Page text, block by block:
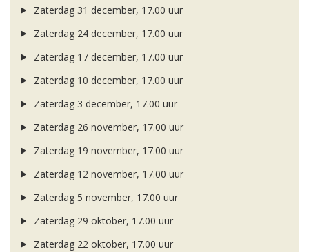
Zaterdag 31 december, 17.00 uur
Zaterdag 24 december, 17.00 uur
Zaterdag 17 december, 17.00 uur
Zaterdag 10 december, 17.00 uur
Zaterdag 3 december, 17.00 uur
Zaterdag 26 november, 17.00 uur
Zaterdag 19 november, 17.00 uur
Zaterdag 12 november, 17.00 uur
Zaterdag 5 november, 17.00 uur
Zaterdag 29 oktober, 17.00 uur
Zaterdag 22 oktober, 17.00 uur